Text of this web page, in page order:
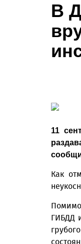
В
11
Как
ГИБДД